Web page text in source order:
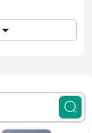
hồi tốt, mang đến
cạnh đó, các chi
HELDRO PRO còn
từ tính (MagClick™
không cần tháo ốp.